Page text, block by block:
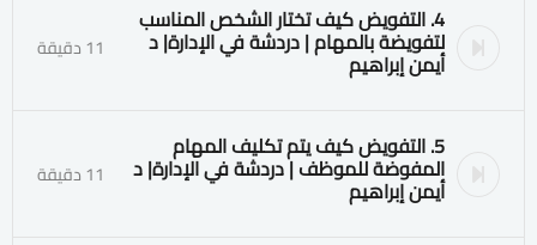
4. التفويض كيف تختار الشخص المناسب
لتفويضة بالمهام | دردشة في الإدارة| د
أيمن إبراهيم 11 دقيقة
5. التفويض كيف يتم تكليف المهام
المفوضة للموظف | دردشة في الإدارة| د
أيمن إبراهيم 11 دقيقة